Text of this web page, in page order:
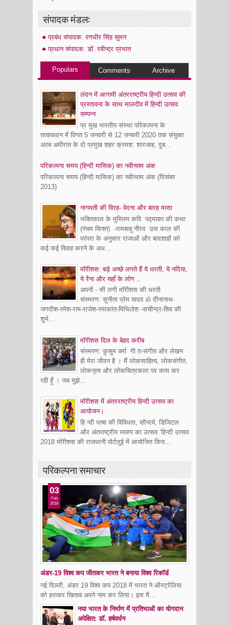
संपादक मंडल:
प्रबंध संपादक: रणधीर सिंह सुमन
प्रधान संपादक: डॉ. रवीन्द्र प्रभात
Populars Comments Archive
लंदन में आगामी अंतरराष्ट्रीय हिन्दी उत्सव की
प्रस्तावना के साथ मालदीव में हिन्दी उत्सव
सम्पन्न
प्र मुख भारतीय संस्था परिकल्पना के
तत्वावधान में विगत 5 जनवरी से 12 जनवरी 2020 तक संयुक्त
अरब अमीरात के दो प्रमुख शहर क्रमश: शारजाह, दुब...
परिकल्पना समय (हिन्दी मासिक) का नवीनतम अंक
परिकल्पना समय (हिन्दी मासिक) का नवीनतम अंक (दिसंबर
2013)
नागमती की विरह- वेदना और बारह मासा
भक्तिकाल के मुस्लिम कवि पद्मावत की कथा
(पंचम किश्त) -रामबाबू नीरव उस काल की
परंपरा के अनुसार राजाओं और बादशाहों को
कई कई विवाह करने के अध...
मॉरीशस: बड़े अच्छे लगते हैं ये धरती, ये नदिया,
ये रैना और यहाँ के लोग ..
अपनों - सी लगी मॉरीशस की धरती
संस्मरण: सुनीता प्रेम यादव ॐ दीनानाथ-
जगदीश-रमेश-राम-राजेश-रमाकांत-मिथिलेश -सचीन्द्र-शिव की
शुभे...
माॅरीशस दिल के बेहद करीब
संस्मरण: कुसुम वर्मा गी त-संगीत और लेखन
ही मेरा जीवन है । मैं लोकसाहित्य, लोकसंगीत,
लोकनृत्य और लोकचित्रकला पर काम कर
रही हूँ । जब मुझे...
मॉरीशस में अंतरराष्ट्रीय हिन्दी उत्सव का
आयोजन।
हि न्दी भाषा की विविधता, सौन्दर्य, डिजिटल
और अंतराष्ट्रीय स्वरुप का उत्सव ‘हिन्दी उत्सव
2018 मॉरीशस की राजधानी पोर्टलुई में आयोजित किय...
परिकल्पना समाचार
अंडर-19 विश्व कप जीतकर भारत ने बनाया विश्व रिकॉर्ड
03
Feb
2018
नई दिल्ली, अंडर 19 विश्व कप 2018 में भारत ने ऑस्ट्रेलिया
को हराकर खिताब अपने नाम कर लिया। इस मै...
नया भारत के निर्माण में प्रतिभाओं का योगदान
अपेक्षित: डाॅ. हर्षवर्धन